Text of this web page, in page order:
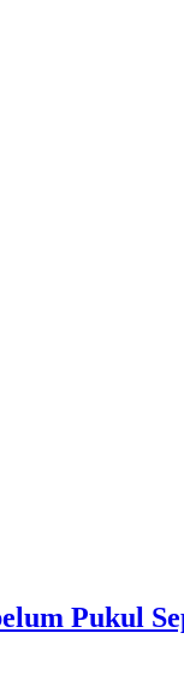
Pukul